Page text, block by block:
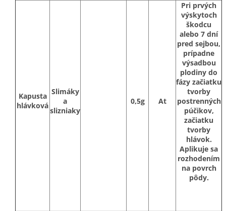
Kapusta
hlávková
Slimáky
a
slizniaky
0,5g At
Pri prvých
výskytoch
škodcu
alebo 7 dní
pred sejbou,
prípadne
výsadbou
plodiny do
fázy začiatku
tvorby
postrenných
púčikov,
začiatku
tvorby
hlávok.
Aplikuje sa
rozhodením
na povrch
pôdy.